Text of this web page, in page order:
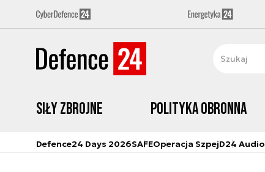
Siły zbrojne Polityka obronna
Defence24 Days 2026SAFEOperacja SzpejD24 Audio